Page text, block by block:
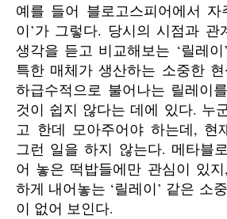
예를 들어 블로고스피어에서 자
이’가 그렇다. 당시의 시점과 관
생각을 듣고 비교해보는 ‘릴레
특한 매체가 생산하는 소중한
하급수적으로 불어나는 릴레이
것이 쉽지 않다는 데에 있다. 누
고 한데 모아주어야 하는데, 현
그런 일을 하지 않는다. 메타블
어 놓은 떡밥들에만 관심이 있
하게 내어놓는 ‘릴레이’ 같은 소
이 없어 보인다.